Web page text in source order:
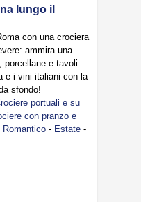
lungo il
con una crociera
ammira una
porcellane e tavoli
e i vini italiani con la
sfondo!
portuali e su
con pranzo e
Romantico - Estate -